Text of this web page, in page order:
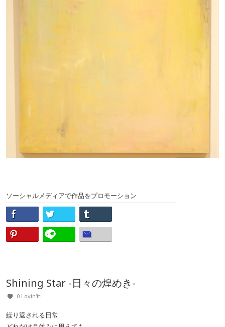
ソーシャルメディアで作品をプロモーション
Shining Star -日々の煌めき-
0 Lovin'it!
繰り返される日常